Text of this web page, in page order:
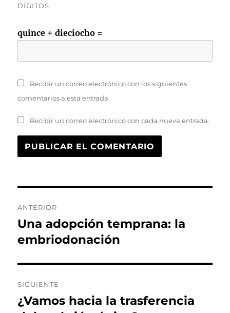
DÍGITOS:
quince + dieciocho =
Recibir un correo electrónico con los siguientes
comentarios a esta entrada.
Recibir un correo electrónico con cada nueva entrada.
de
entradas
ANTERIOR
Entrada
anterior:
Una adopción temprana: la
embriodonación
SIGUIENTE
Entrada
¿Vamos hacia la trasferencia